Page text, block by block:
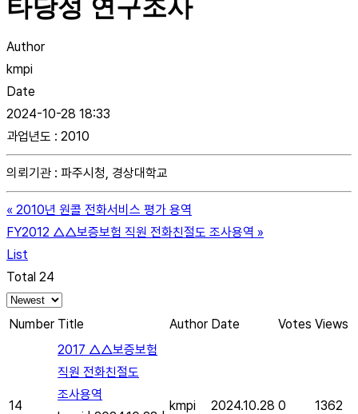
타당성 연구조사
Author
kmpi
Date
2024-10-28 18:33
과업년도 :2010
의뢰기관 :파주시청, 경상대학교
« 2010년 원콜 전화서비스 평가 용역
FY2012 △△보증보험 직원 전화친절도 조사용역 »
List
Total 24
Number Title Author Date Votes Views
14
2017 △△보증보험
직원 전화친절도
조사용역
kmpi 2024.10.28 0 1362